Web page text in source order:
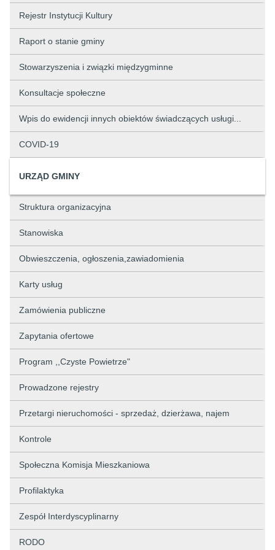
Rejestr Instytucji Kultury
Raport o stanie gminy
Stowarzyszenia i związki międzygminne
Konsultacje społeczne
Wpis do ewidencji innych obiektów świadczących usługi...
COVID-19
URZĄD GMINY
Struktura organizacyjna
Stanowiska
Obwieszczenia, ogłoszenia,zawiadomienia
Karty usług
Zamówienia publiczne
Zapytania ofertowe
Program ,,Czyste Powietrze"
Prowadzone rejestry
Przetargi nieruchomości - sprzedaż, dzierżawa, najem
Kontrole
Społeczna Komisja Mieszkaniowa
Profilaktyka
Zespół Interdyscyplinarny
RODO